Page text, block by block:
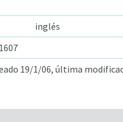
inglés
19/1/06, última